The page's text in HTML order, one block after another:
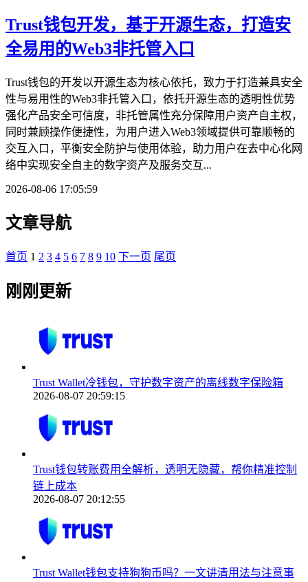
Trust钱包开发，基于开源生态，打造安
全易用的Web3非托管入口
Trust钱包的开发以开源生态为核心依托，致力于打造兼具安全
性与易用性的Web3非托管入口，依托开源生态的透明性优势
强化产品安全可信度，非托管属性充分保障用户资产自主权，
同时兼顾操作便捷性，为用户进入Web3领域提供可靠顺畅的
交互入口，平衡安全防护与使用体验，助力用户在去中心化网
络中实现安全自主的数字资产及服务交互...
2026-08-06 17:05:59
文章导航
首页 1 2 3 4 5 6 7 8 9 10 下一页 尾页
刚刚更新
Trust Wallet冷钱包，守护数字资产的离线数字保险箱
2026-08-07 20:59:15
Trust钱包转账费用全解析，透明无隐藏，帮你精准控制
链上成本
2026-08-07 20:12:55
Trust Wallet钱包支持狗狗币吗？一文讲清用法与注意事